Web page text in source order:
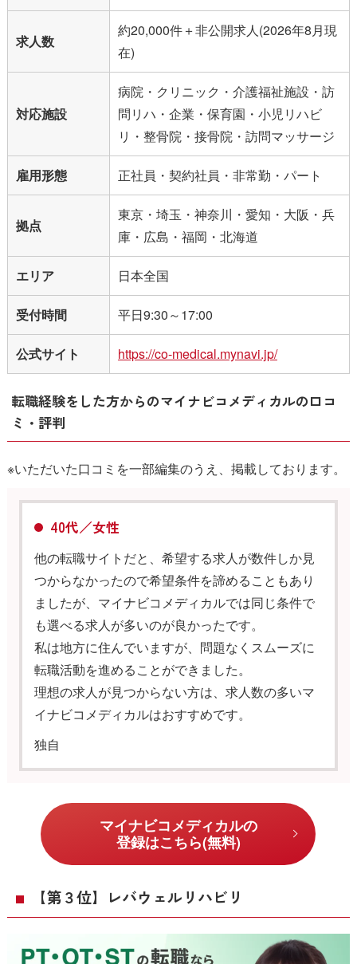
求人数
約20,000件＋非公開求人(2026年8月現
在)
対応施設
病院・クリニック・介護福祉施設・訪
問リハ・企業・保育園・小児リハビ
リ・整骨院・接骨院・訪問マッサージ
雇用形態 正社員・契約社員・非常勤・パート
拠点
東京・埼玉・神奈川・愛知・大阪・兵
庫・広島・福岡・北海道
エリア 日本全国
受付時間 平日9:30～17:00
公式サイト https://co-medical.mynavi.jp/
転職経験をした方からのマイナビコメディカルの口コ
ミ・評判
※いただいた口コミを一部編集のうえ、掲載しております。
40代／女性
他の転職サイトだと、希望する求人が数件しか見
つからなかったので希望条件を諦めることもあり
ましたが、マイナビコメディカルでは同じ条件で
も選べる求人が多いのが良かったです。
私は地方に住んでいますが、問題なくスムーズに
転職活動を進めることができました。
理想の求人が見つからない方は、求人数の多いマ
イナビコメディカルはおすすめです。
独自
20代／女性
転職活動中に希望する条件の求人が見つからず困
っていたところ、同僚からマイナビコメディカル
をおすすめされたので登録してみました。
希望の条件で求人検索をしたところ、理学療法士
の求人が他の転職サイトとは比べ物にならないほ
ど見つかって驚きました。
マイナビコメディカルの
登録はこちら(無料)
【第３位】レバウェルリハビリ